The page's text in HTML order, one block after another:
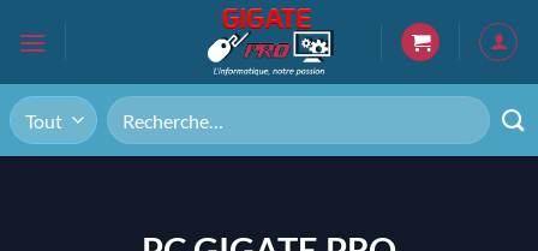
Recherche
pour :